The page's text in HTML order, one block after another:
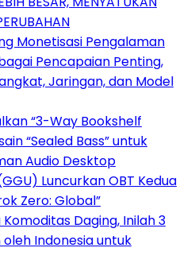
Monetisasi Pengalaman
Pencapaian Penting,
Jaringan, dan Model
“3-Way Bookshelf
“Sealed Bass” untuk
Audio Desktop
Luncurkan OBT Kedua
Zero: Global”
Daging, Inilah 3
Indonesia untuk